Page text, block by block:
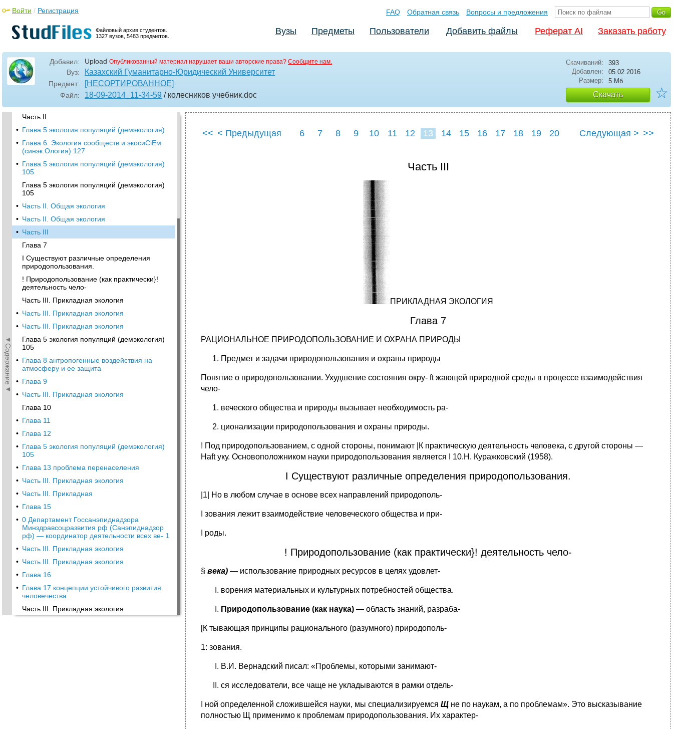
Файловый архив студентов.
1327 вузов, 5483 предметов.
Войти / Регистрация FAQ Обратная связь Вопросы и предложения
Вузы Предметы Пользователи Добавить файлы Реферат AI Заказать работу
Добавил: Upload Опубликованный материал нарушает ваши авторские права? Сообщите нам.
Вуз: Казахский Гуманитарно-Юридический Университет
Предмет: [НЕСОРТИРОВАННОЕ]
Файл: 18-09-2014_11-34-59 / колесников учебник.doc
Скачиваний:
393
Добавлен:
05.02.2016
Размер:
5 Мб
Скачать ☆
◄Содержание◄
• Глава 2
вещество
• Глава 3
• Часть I. Биосфера
Глава 3. Строение и свойства биосферы
Часть II
• Глава 5 экология популяций (демэкология)
• Глава 6. Экология сообществ и экосиСіЕм
(синэк.Ология) 127
• Глава 5 экология популяций (демэкология)
105
Глава 5 экология популяций (демэкология)
105
• Часть II. Общая экология
• Часть II. Общая экология
• Часть III
Глава 7
I Существуют различные определения
природопользования.
! Природопользование (как практически}!
деятельность чело-
Часть III. Прикладная экология
• Часть III. Прикладная экология
• Часть III. Прикладная экология
Глава 5 экология популяций (демэкология)
105
• Глава 8 антропогенные воздействия на
атмосферу и ее защита
• Глава 9
• Часть III. Прикладная экология
Глава 10
• Глава 11
• Глава 12
• Глава 5 экология популяций (демэкология)
105
• Глава 13 проблема перенаселения
• Часть III. Прикладная экология
• Часть III. Прикладная
• Глава 15
• 0 Департамент Госсанэпиднадзора
Минздравсоцразвития рф (Санэпиднадзор
рф) — координатор деятельности всех ве- 1
• Часть III. Прикладная экология
• Часть III. Прикладная экология
• Глава 16
• Глава 17 концепции устойчивого развития
человечества
Часть III. Прикладная экология
<< < Предыдущая 6 7 8 9 10 11 12 13 14 15 16 17 18 19
20
Следующая > >>
Часть III
ПРИКЛАДНАЯ ЭКОЛОГИЯ
Глава 7
РАЦИОНАЛЬНОЕ ПРИРОДОПОЛЬЗОВАНИЕ И ОХРАНА ПРИРОДЫ
Предмет и задачи природопользования и охраны природы
Понятие о природопользовании. Ухудшение состояния окру- ft жающей природной среды в процессе взаимодействия
чело-
веческого общества и природы вызывает необходимость ра-
ционализации природопользования и охраны природы.
! Под природопользованием, с одной стороны, понимают |К практическую деятельность человека, с другой стороны —
Ha­ft уку. Основоположником науки природопользования является I 10.Н. Куражковский (1958).
I Существуют различные определения природопользования.
|1| Но в любом случае в основе всех направлений природополь-
I зования лежит взаимодействие человеческого общества и при-
I роды.
! Природопользование (как практически}! деятельность чело-
§ века) — использование природных ресурсов в целях удовлет-
ворения материальных и культурных потребностей общества.
Природопользование (как наука) — область знаний, разраба-
[К тывающая принципы рационального (разумного) природополь-
1: зования.
В.И. Вернадский писал: «Проблемы, которыми занимают-
ся исследователи, все чаще не укладываются в рамки отдель-
І ной определенной сложившейся науки, мы специализируемся Щ не по наукам, а по проблемам». Это высказывание
полностью Щ применимо к проблемам природопользования. Их характер-